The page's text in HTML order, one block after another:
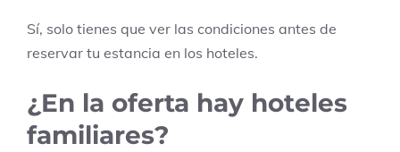
Sí, solo tienes que ver las condiciones antes de
reservar tu estancia en los hoteles.
¿En la oferta hay hoteles
familiares?